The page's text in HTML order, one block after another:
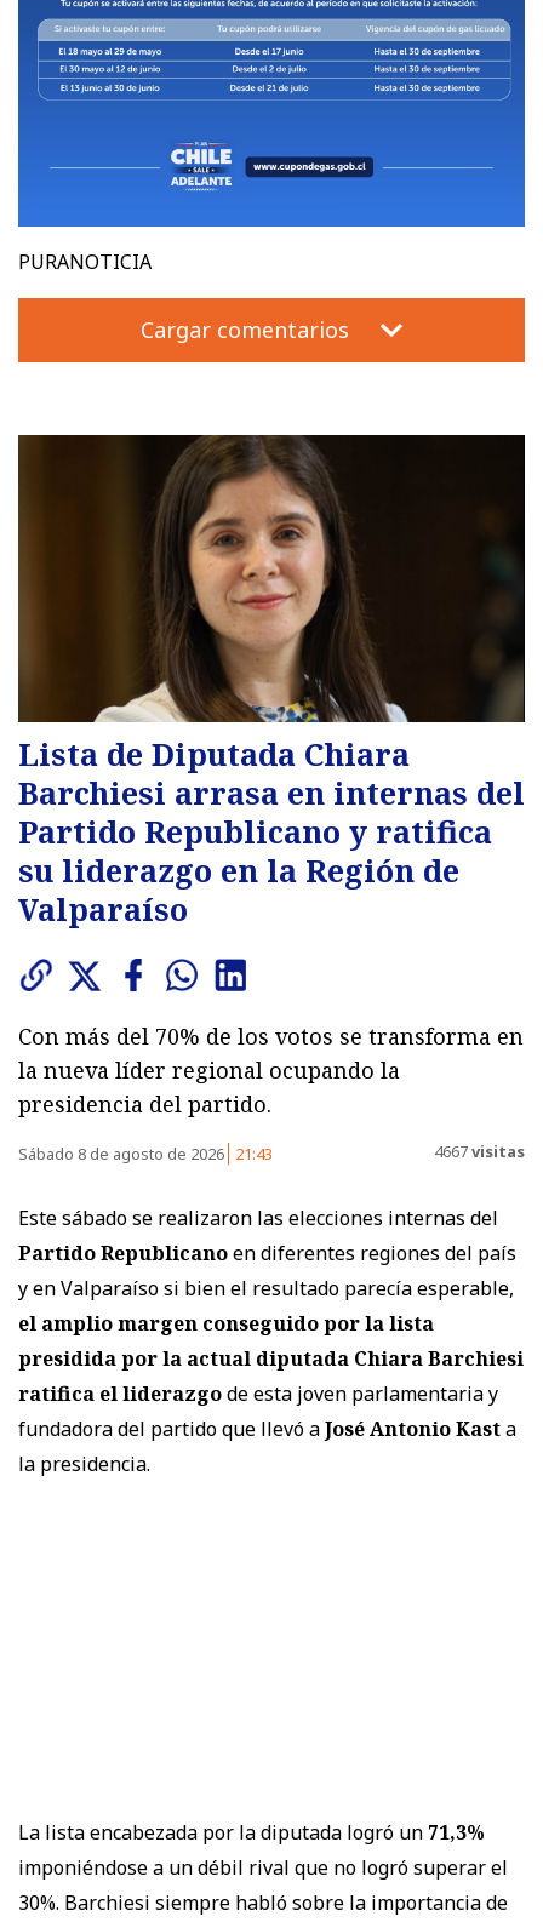
PURANOTICIA
Cargar comentarios
Lista de Diputada Chiara
Barchiesi arrasa en internas del
Partido Republicano y ratifica
su liderazgo en la Región de
Valparaíso
Con más del 70% de los votos se transforma en
la nueva líder regional ocupando la
presidencia del partido.
Sábado 8 de agosto de 2026 21:43 4667visitas
Este sábado se realizaron las elecciones internas del
Partido Republicanoen diferentes regiones del país
y en Valparaíso si bien el resultado parecía esperable,
el amplio margen conseguido por la lista
presidida por la actual diputada Chiara Barchiesi
ratifica el liderazgode esta joven parlamentaria y
fundadora del partido que llevó aJosé Antonio Kasta
la presidencia.
La lista encabezada por la diputada logró un 71,3%
imponiéndose a un débil rival que no logró superar el
30%. Barchiesi siempre habló sobre la importancia de